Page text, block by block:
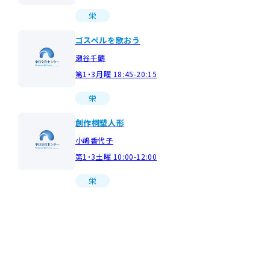
栄
ゴスペルを歌おう
瀬谷千鶴
第1・3月曜 18:45-20:15
栄
創作桐塑人形
小嶋香代子
第1・3土曜 10:00-12:00
栄